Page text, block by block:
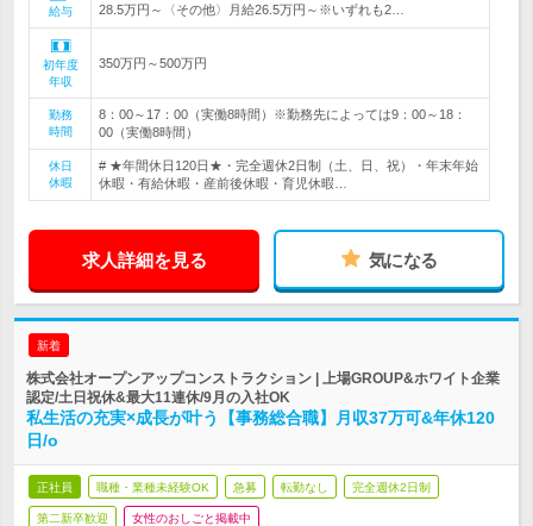
給与
28.5万円～〈その他〉月給26.5万円～※いずれも2…
初年度
年収
350万円～500万円
勤務
時間
8：00～17：00（実働8時間）※勤務先によっては9：00～18：
00（実働8時間）
休日
休暇
# ★年間休日120日★・完全週休2日制（土、日、祝）・年末年始
休暇・有給休暇・産前後休暇・育児休暇…
求人詳細を見る 気になる
新着
株式会社オープンアップコンストラクション | 上場GROUP&ホワイト企業
認定/土日祝休&最大11連休/9月の入社OK
私生活の充実×成長が叶う【事務総合職】月収37万可&年休120
日/o
正社員 職種・業種未経験OK 急募 転勤なし 完全週休2日制
第二新卒歓迎 女性のおしごと掲載中